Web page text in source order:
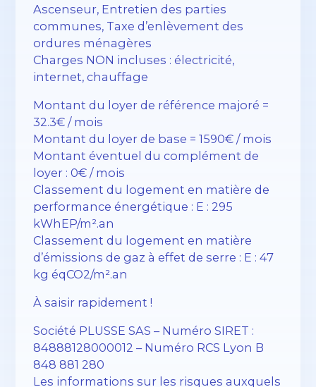
Ascenseur, Entretien des parties
communes, Taxe d’enlèvement des
ordures ménagères
Charges NON incluses : électricité,
internet, chauffage
Montant du loyer de référence majoré =
32.3€ / mois
Montant du loyer de base = 1590€ / mois
Montant éventuel du complément de
loyer : 0€ / mois
Classement du logement en matière de
performance énergétique : E : 295
kWhEP/m².an
Classement du logement en matière
d’émissions de gaz à effet de serre : E : 47
kg éqCO2/m².an
À saisir rapidement !
Société PLUSSE SAS – ​​Numéro SIRET :
84888128000012 – Numéro RCS Lyon B
848 881 280
Les informations sur les risques auxquels